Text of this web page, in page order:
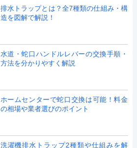
排水トラップとは？全7種類の仕組み・構
造を図解で解説！
水道・蛇口ハンドルレバーの交換手順・
方法を分かりやすく解説
ホームセンターで蛇口交換は可能！料金
の相場や業者選びのポイント
洗濯機排水トラップ2種類や仕組みを解